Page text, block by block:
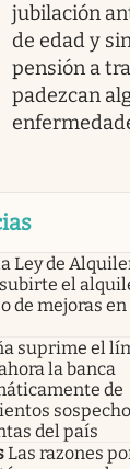
jubilación
de edad y
pensión a
padezcan
Ley de
el
de mejoras
suprime el
la banca
de
del país
Las razones